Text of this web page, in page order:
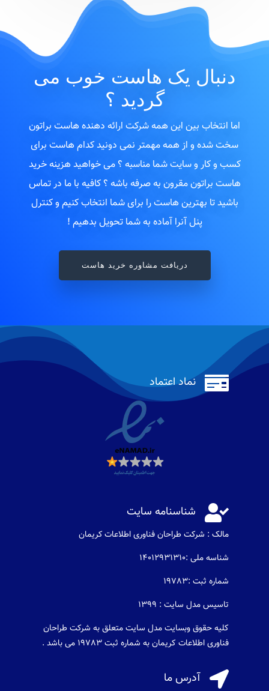
دنبال یک هاست خوب می
گردید ؟
اما انتخاب بین این همه شرکت ارائه دهنده هاست براتون
سخت شده و از همه مهمتر نمی دونید کدام هاست برای
کسب و کار و سایت شما مناسبه ؟ می خواهید هزینه خرید
هاست براتون مقرون به صرفه باشه ؟ کافیه با ما در تماس
باشید تا بهترین هاست را برای شما انتخاب کنیم و کنترل
پنل آنرا آماده به شما تحویل بدهیم !
دریافت مشاوره خرید هاست
 نماد اعتماد
 شناسنامه سایت
مالک : شرکت طراحان فناوری اطلاعات كريمان
شناسه ملی :14012931310
شماره ثبت :19783
تاسیس مدل سایت : 1399
کلیه حقوق وبسایت مدل سایت متعلق به شرکت طراحان
فناوری اطلاعات کریمان به شماره ثبت 19783 می باشد .
 آدرس ما